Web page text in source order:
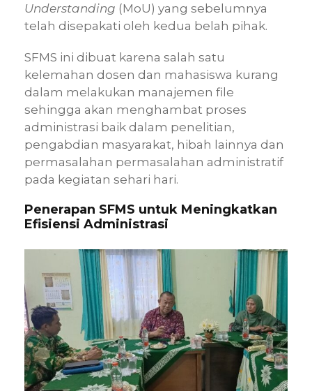
Understanding (MoU) yang sebelumnya
telah disepakati oleh kedua belah pihak.
SFMS ini dibuat karena salah satu
kelemahan dosen dan mahasiswa kurang
dalam melakukan manajemen file
sehingga akan menghambat proses
administrasi baik dalam penelitian,
pengabdian masyarakat, hibah lainnya dan
permasalahan permasalahan administratif
pada kegiatan sehari hari.
Penerapan SFMS untuk Meningkatkan
Efisiensi Administrasi